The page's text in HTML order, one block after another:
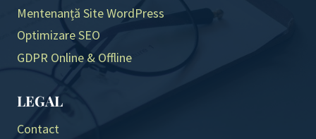
Mentenanță Site WordPress
Optimizare SEO
GDPR Online & Offline
LEGAL
Contact